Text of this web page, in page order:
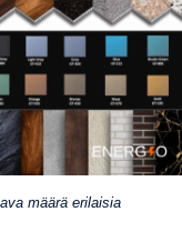
määrä erilaisia